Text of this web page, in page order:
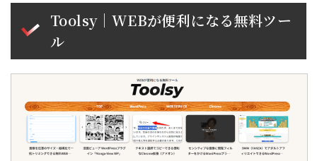
Toolsy｜WEBが便利になる無料ツー
ル